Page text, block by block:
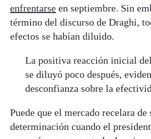
enfrentarse en septiembre. Sin
término del discurso de Draghi,
efectos se habían diluido.
La positiva reacción inicial
se diluyó poco después,
desconfianza sobre la
Puede que el mercado recelara de
determinación cuando el